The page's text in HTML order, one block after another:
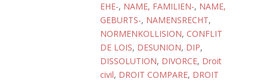
EHE-, NAME, FAMILIEN-, NAME,
GEBURTS-, NAMENSRECHT,
NORMENKOLLISION, CONFLIT
DE LOIS, DESUNION, DIP,
DISSOLUTION, DIVORCE, Droit
civil, DROIT COMPARE, DROIT